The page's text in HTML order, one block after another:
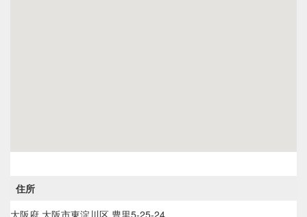
住所
大阪府 大阪市東淀川区 豊里5-25-24